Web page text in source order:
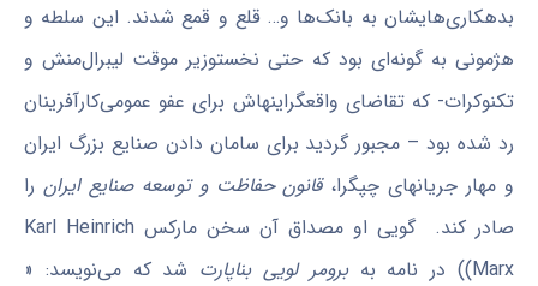
بدهکاری‌هایشان به بانک‌ها و… قلع و قمع شدند. این سلطه و
هژمونی به گونه‌ای بود که حتی نخست­وزیر موقت لیبرال‌منش و
تکنوکرات- که تقاضای واقع­گراینه­اش برای عفو عمومی‌کارآفرینان
رد شده بود – مجبور گردید برای سامان دادن صنایع بزرگ ایران
و مهار جریان­های چپ­گرا،قانون حفاظت و توسعه صنایع ایران را
صادر کند. گویی او مصداق آن سخن مارکس Karl Heinrich
Marx)) در نامه به
برومر لویی بناپارت شد که می‌نویسد: «